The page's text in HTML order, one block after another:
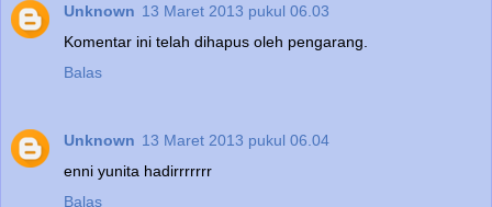
Unknown 13 Maret 2013 pukul 06.03
Komentar ini telah dihapus oleh pengarang.
Balas
Unknown 13 Maret 2013 pukul 06.04
enni yunita hadirrrrrrr
Balas